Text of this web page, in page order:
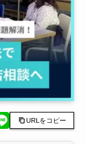
URLをコピー